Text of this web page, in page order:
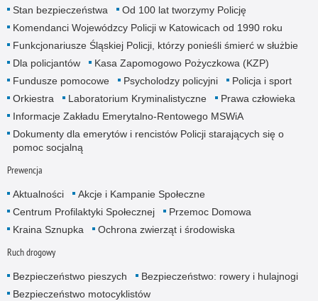
Stan bezpieczeństwa
Od 100 lat tworzymy Policję
Komendanci Wojewódzcy Policji w Katowicach od 1990 roku
Funkcjonariusze Śląskiej Policji, którzy ponieśli śmierć w służbie
Dla policjantów
Kasa Zapomogowo Pożyczkowa (KZP)
Fundusze pomocowe
Psycholodzy policyjni
Policja i sport
Orkiestra
Laboratorium Kryminalistyczne
Prawa człowieka
Informacje Zakładu Emerytalno-Rentowego MSWiA
Dokumenty dla emerytów i rencistów Policji starających się o
pomoc socjalną
Prewencja
Aktualności
Akcje i Kampanie Społeczne
Centrum Profilaktyki Społecznej
Przemoc Domowa
Kraina Sznupka
Ochrona zwierząt i środowiska
Ruch drogowy
Bezpieczeństwo pieszych
Bezpieczeństwo: rowery i hulajnogi
Bezpieczeństwo motocyklistów